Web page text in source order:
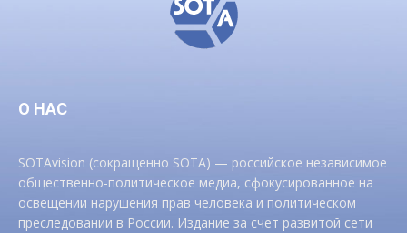
О НАС
SOTAvision (сокращенно SOTA) — российское независимое
общественно-политическое медиа, сфокусированное на
освещении нарушения прав человека и политическом
преследовании в России. Издание за счет развитой сети